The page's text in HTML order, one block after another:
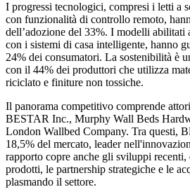
I progressi tecnologici, compresi i letti a
con funzionalità di controllo remoto,
dell’adozione del 33%. I modelli abilitati
con i sistemi di casa intelligente, hanno
24% dei consumatori. La sostenibilità è
con il 44% dei produttori che utilizza
riciclato e finiture non tossiche.
Il panorama competitivo comprende
BESTAR Inc., Murphy Wall Beds
London Wallbed Company. Tra questi,
18,5% del mercato, leader
rapporto copre anche gli sviluppi
prodotti, le partnership strategiche e le
plasmando il settore.